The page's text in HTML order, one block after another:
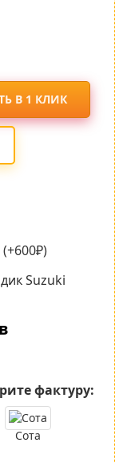
В 1 КЛИК
Suzuki
фактуру:
Сота